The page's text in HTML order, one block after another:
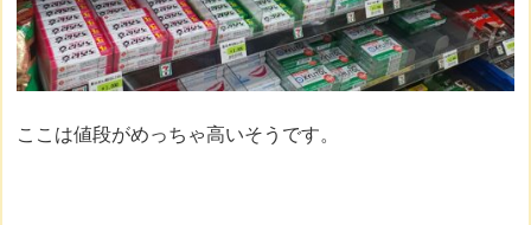
ここは値段がめっちゃ高いそうです。